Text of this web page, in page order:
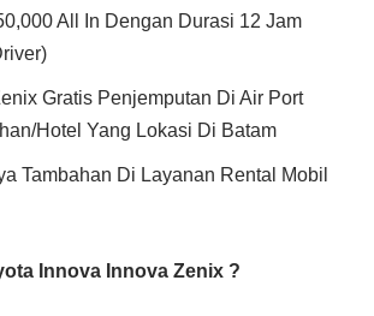
All In Dengan Durasi 12 Jam
Gratis Penjemputan Di Air Port
Hotel Yang Lokasi Di Batam
Tambahan Di Layanan Rental Mobil
Innova Innova Zenix ?